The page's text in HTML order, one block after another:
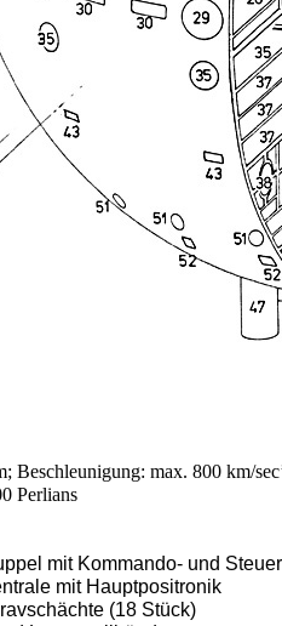
Beschleunigung: max. 800 km/
Perlians
mit Kommando- und
mit Hauptpositronik
(18 Stück)